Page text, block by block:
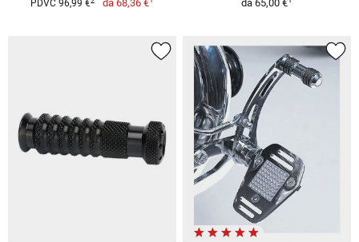
PDVC 96,99 € da 68,36 €
da 65,00 €